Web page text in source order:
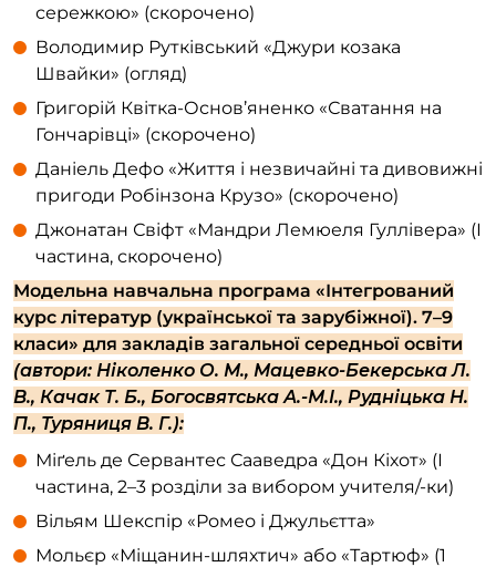
сережкою» (скорочено)
Володимир Рутківський «Джури козака
Швайки» (огляд)
Григорій Квітка-Основ’яненко «Сватання на
Гончарівці» (скорочено)
Даніель Дефо «Життя і незвичайні та дивовижні
пригоди Робінзона Крузо» (скорочено)
Джонатан Свіфт «Мандри Лемюеля Гуллівера» (І
частина, скорочено)
Модельна навчальна програма «Інтегрований
курс літератур (української та зарубіжної). 7–9
класи» для закладів загальної середньої освіти
(автори: Ніколенко О. М., Мацевко-Бекерська Л.
В., Качак Т. Б., Богосвятська А.-М.І., Рудніцька Н.
П., Туряниця В. Г.):
Міґель де Сервантес Сааведра «Дон Кіхот» (І
частина, 2–3 розділи за вибором учителя/-ки)
Вільям Шекспір «Ромео і Джульєтта»
Мольєр «Міщанин-шляхтич» або «Тартюф» (1